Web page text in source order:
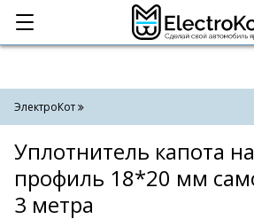
Категории Поиск
ЭлектроКот
Уплотнитель капота
профиль 18*20 мм
3 метра